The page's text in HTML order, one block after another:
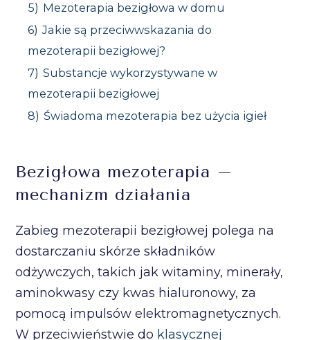
5) Mezoterapia bezigłowa w domu
6) Jakie są przeciwwskazania do
mezoterapii bezigłowej?
7) Substancje wykorzystywane w
mezoterapii bezigłowej
8) Świadoma mezoterapia bez użycia igieł
Bezigłowa mezoterapia –
mechanizm działania
Zabieg mezoterapii bezigłowej polega na
dostarczaniu skórze składników
odżywczych, takich jak witaminy, minerały,
aminokwasy czy kwas hialuronowy, za
pomocą impulsów elektromagnetycznych.
W przeciwieństwie do klasycznej